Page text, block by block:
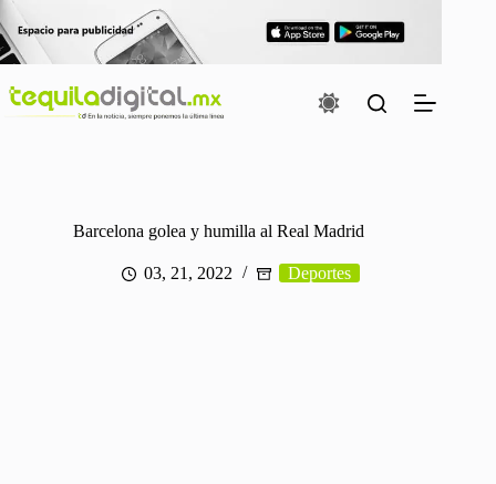
Saltar
al
contenido
Barcelona golea y humilla al Real Madrid
03, 21, 2022 Deportes